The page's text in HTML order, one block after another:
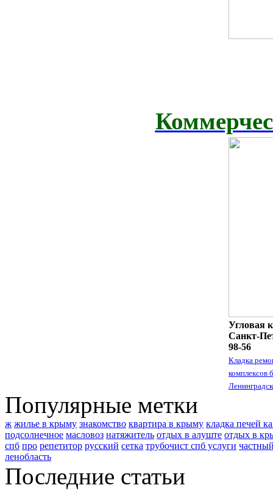
Угловая
Санкт-
98-56
Кладка
комплексов
Популярные метки
ж жилье в крыму знакомство квартира в крыму кладка печей
подсолнечное масловоз натяжитель отдых в алуште отдых в
спб про репетитор русский сетка трубочист спб услуги
ленобласть
Последние статьи